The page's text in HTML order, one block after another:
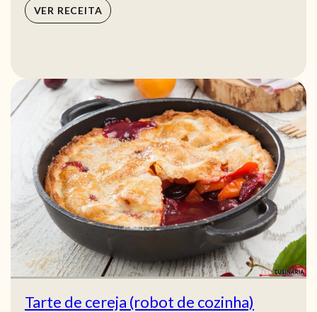
VER RECEITA
Tarte de cereja (robot de cozinha)